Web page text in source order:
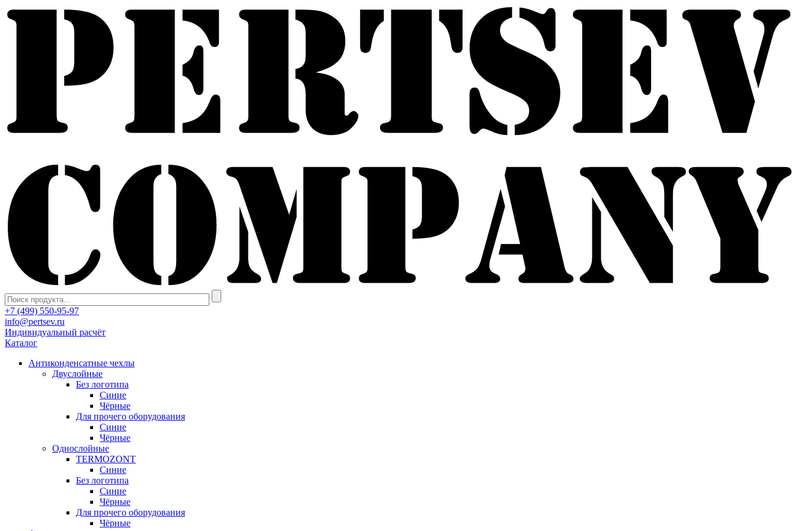
+7 (499) 550-95-97
info@pertsev.ru
Индивидуальный расчёт
Каталог
Антиконденсатные чехлы
Двуслойные
Без логотипа
Синие
Чёрные
Для прочего оборудования
Синие
Чёрные
Однослойные
TERMOZONT
Синие
Без логотипа
Синие
Чёрные
Для прочего оборудования
Чёрные